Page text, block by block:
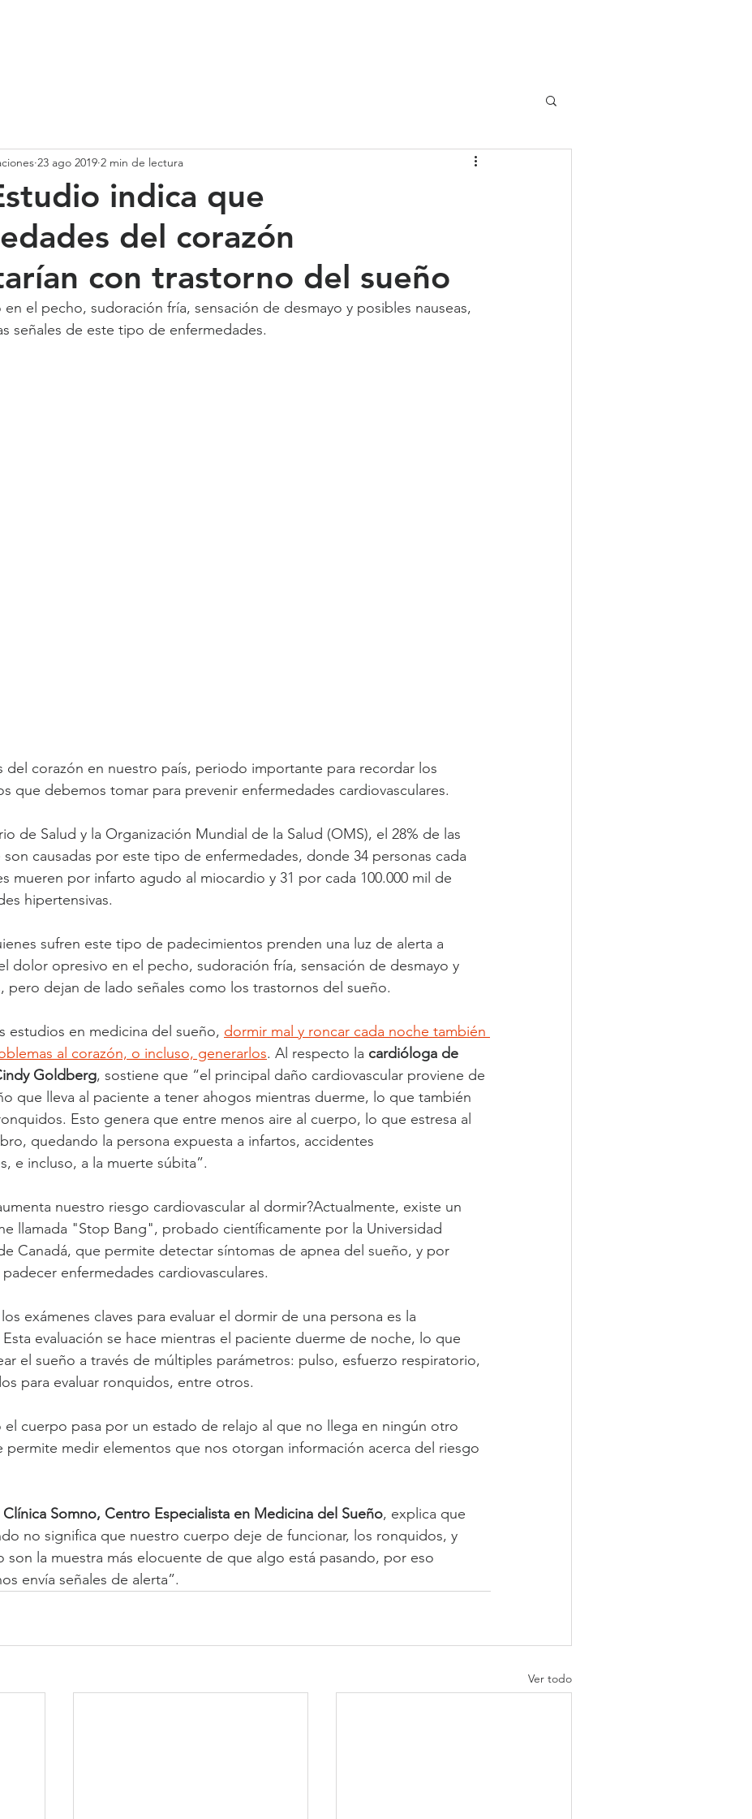
indica que
del corazón
con trastorno del sueño
23 ago 2019 2 min de lectura
el pecho, sudoración fría, sensación de desmayo y posibles nauseas,
señales de este tipo de enfermedades.
del corazón en nuestro país, periodo importante para recordar los
que debemos tomar para prevenir enfermedades cardiovasculares.
de Salud y la Organización Mundial de la Salud (OMS), el 28% de las
causadas por este tipo de enfermedades, donde 34 personas cada
mueren por infarto agudo al miocardio y 31 por cada 100.000 mil de
hipertensivas.
sufren este tipo de padecimientos prenden una luz de alerta a
dolor opresivo en el pecho, sudoración fría, sensación de desmayo y
pero dejan de lado señales como los trastornos del sueño.
estudios en medicina del sueño, dormir mal y roncar cada noche también
al corazón, o incluso, generarlos. Al respecto la cardióloga de
Goldberg, sostiene que “el principal daño cardiovascular proviene de
que lleva al paciente a tener ahogos mientras duerme, lo que también
Esto genera que entre menos aire al cuerpo, lo que estresa al
quedando la persona expuesta a infartos, accidentes
e incluso, a la muerte súbita”.
nuestro riesgo cardiovascular al dormir?Actualmente, existe un
llamada "Stop Bang", probado científicamente por la Universidad
Canadá, que permite detectar síntomas de apnea del sueño, y por
enfermedades cardiovasculares.
exámenes claves para evaluar el dormir de una persona es la
evaluación se hace mientras el paciente duerme de noche, lo que
el sueño a través de múltiples parámetros: pulso, esfuerzo respiratorio,
para evaluar ronquidos, entre otros.
el cuerpo pasa por un estado de relajo al que no llega en ningún otro
permite medir elementos que nos otorgan información acerca del riesgo
Somno, Centro Especialista en Medicina del Sueño, explica que
no significa que nuestro cuerpo deje de funcionar, los ronquidos, y
son la muestra más elocuente de que algo está pasando, por eso
envía señales de alerta”.
Ver todo